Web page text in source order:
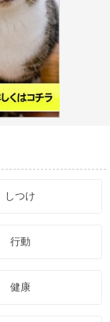
しつけ
行動
健康